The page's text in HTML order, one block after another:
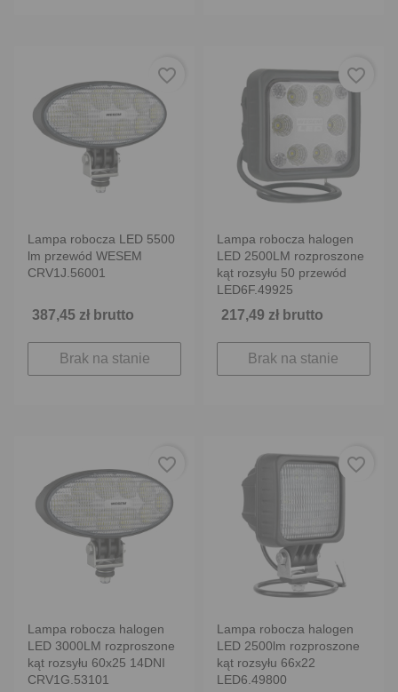
Lampa robocza LED 5500
lm przewód WESEM
CRV1J.56001
387,45 zł brutto
Brak na stanie
favorite_border
Lampa robocza halogen
LED 2500LM rozproszone
kąt rozsyłu 50 przewód
LED6F.49925
217,49 zł brutto
Brak na stanie
favorite_border
Lampa robocza halogen
LED 3000LM rozproszone
kąt rozsyłu 60x25 14DNI
CRV1G.53101
favorite_border
Lampa robocza halogen
LED 2500lm rozproszone
kąt rozsyłu 66x22
LED6.49800
favorite_border